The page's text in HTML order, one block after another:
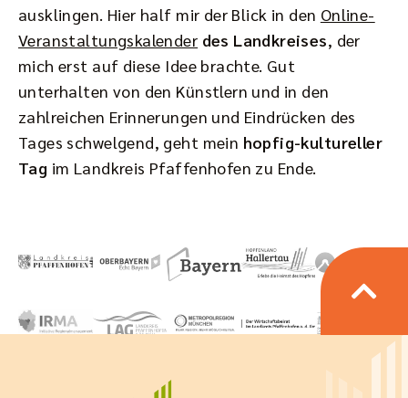
ausklingen. Hier half mir der Blick in den Online-
Veranstaltungskalender des Landkreises, der
mich erst auf diese Idee brachte. Gut
unterhalten von den Künstlern und in den
zahlreichen Erinnerungen und Eindrücken des
Tages schwelgend, geht mein hopfig-kultureller
Tag im Landkreis Pfaffenhofen zu Ende.